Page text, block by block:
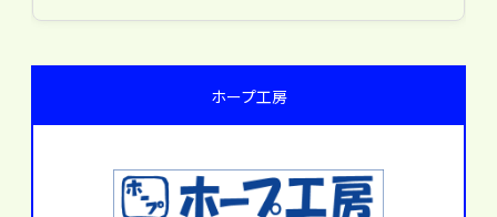
ホープ工房